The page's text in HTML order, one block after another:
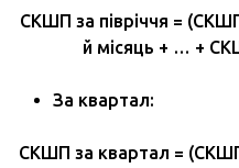
СКШП за півріччя =
й місяць + … +
За квартал:
СКШП за квартал =